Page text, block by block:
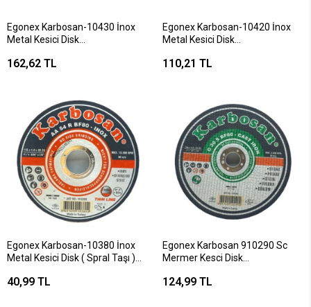
Egonex Karbosan-10430 İnox
Metal Kesici Disk
)*100
162,62 TL
Egonex Karbosan-10420 İnox
Metal Kesici Disk
)*150
110,21 TL
Egonex Karbosan-10380 İnox
Metal Kesici Disk ( Spral Taşı )
40,99 TL
Egonex Karbosan 910290 Sc
Mermer Kesci Disk
124,99 TL